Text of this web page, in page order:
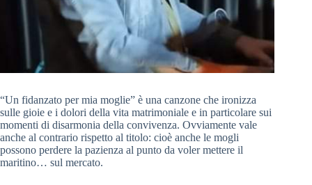
“Un fidanzato per mia moglie” è una canzone che ironizza
sulle gioie e i dolori della vita matrimoniale e in particolare sui
momenti di disarmonia della convivenza. Ovviamente vale
anche al contrario rispetto al titolo: cioè anche le mogli
possono perdere la pazienza al punto da voler mettere il
maritino… sul mercato.